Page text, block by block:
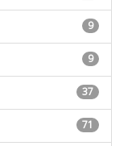
9
9
37
71